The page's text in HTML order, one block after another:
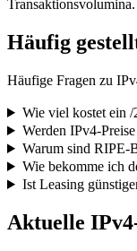
Transaktionsvolumina.
Häufig
Häufige Fragen zu
Wie viel kostet ein
Werden IPv4-
Warum sind RIPE-
Wie bekomme ich
Ist Leasing
Aktuelle